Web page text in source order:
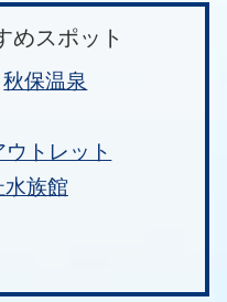
めスポット
秋保温泉
トレット
族館